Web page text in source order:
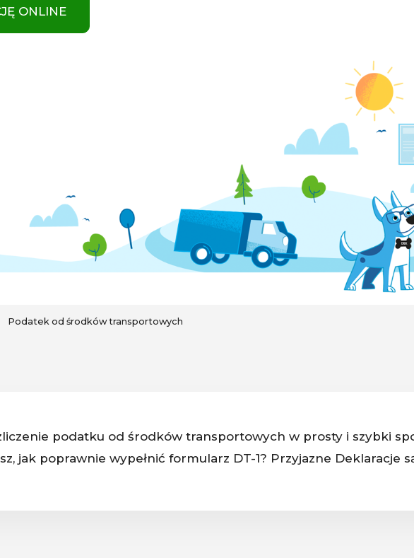
ONLINE
Podatek od środków transportowych
podatku od środków transportowych w prosty i szybki
jak poprawnie wypełnić formularz DT-1? Przyjazne Deklaracje